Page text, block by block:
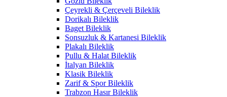
Çeyrekli & Çerçeveli Bileklik
Dorikalı Bileklik
Baget Bileklik
Sonsuzluk & Kartanesi Bileklik
Plakalı Bileklik
Pullu & Halat Bileklik
İtalyan Bileklik
Klasik Bileklik
Zarif & Spor Bileklik
Trabzon Hasır Bileklik